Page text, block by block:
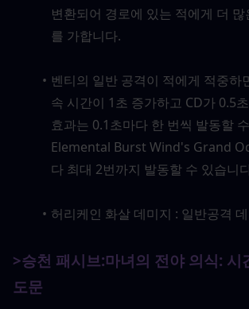
변환되어 경로에 있는 적에게 더
를 가합니다.
벤티의 일반 공격이 적에게 적중하
속 시간이 1초 증가하고 CD가 0.5
효과는 0.1초마다 한 번씩 발동할
Elemental Burst Wind's Grand
다 최대 2번까지 발동할 수 있습니
허리케인 화살 데미지 : 일반공격
>승천 패시브:마녀의 전야 의식: 시
도문